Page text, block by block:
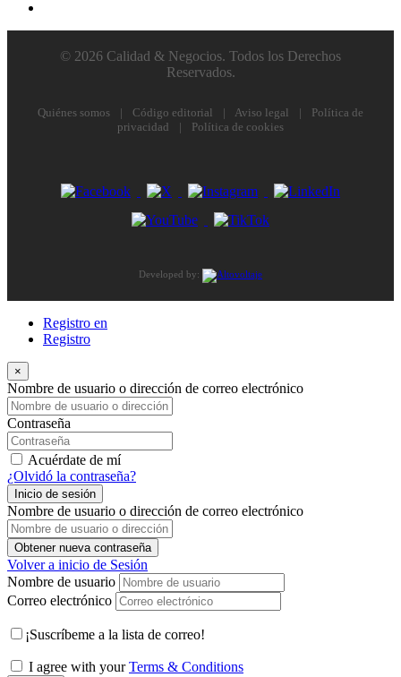
© 2026 Calidad & Negocios. Todos los Derechos
Reservados.
Quiénes somos | Código editorial | Aviso legal |
Política de
privacidad
| Política de cookies
Developed by:
Registro en
Registro
×
Nombre de usuario o dirección de correo electrónico
Contraseña
Acuérdate de mí
¿Olvidó la contraseña?
Inicio de sesión
Nombre de usuario o dirección de correo electrónico
Obtener nueva contraseña
Volver a inicio de Sesión
Nombre de usuario
Correo electrónico
¡Suscríbeme a la lista de correo!
I agree with yourTerms & Conditions